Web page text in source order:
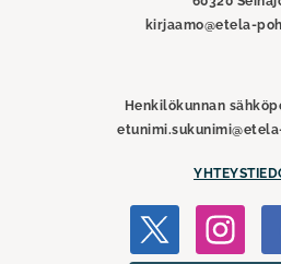
kirjaamo@etela-
Henkilökunnan